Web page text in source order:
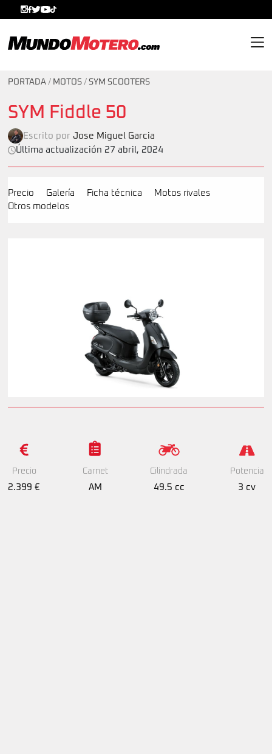
PORTADA / MOTOS / SYM SCOOTERS
SYM Fiddle 50
Escrito por Jose Miguel Garcia
Última actualización 27 abril, 2024
Precio Galería Ficha técnica
Motos rivales
Otros modelos
Precio
2.399 €
Carnet
AM
Cilindrada
49.5 cc
Potencia
3 cv